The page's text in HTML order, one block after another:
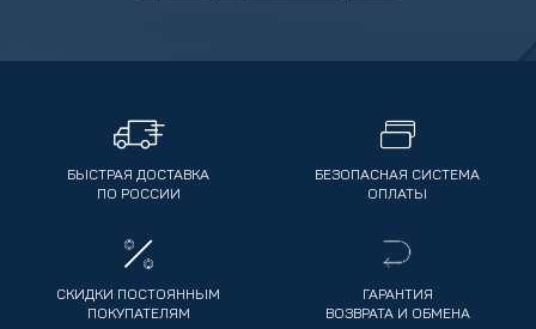
БЫСТРАЯ ДОСТАВКА
ПО РОССИИ
БЕЗОПАСНАЯ СИСТЕМА
ОПЛАТЫ
СКИДКИ ПОСТОЯННЫМ
ПОКУПАТЕЛЯМ
ГАРАНТИЯ
ВОЗВРАТА И ОБМЕНА